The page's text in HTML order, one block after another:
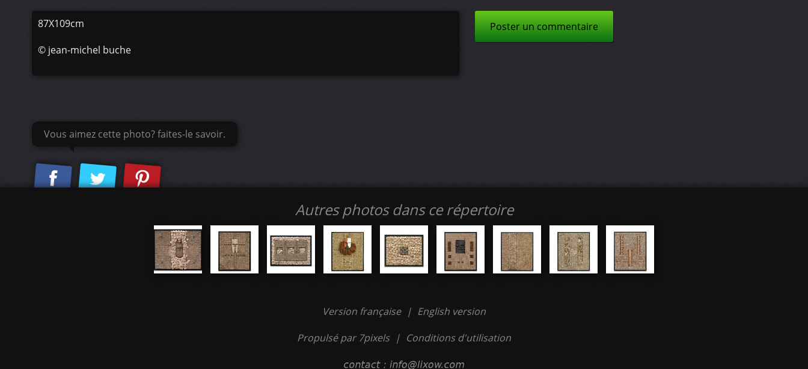
87X109cm
© jean-michel buche
Poster un commentaire
Vous aimez cette photo? faites-le savoir.
Autres photos dans ce répertoire
Version française | English version
Propulsé par 7pixels | Conditions d'utilisation